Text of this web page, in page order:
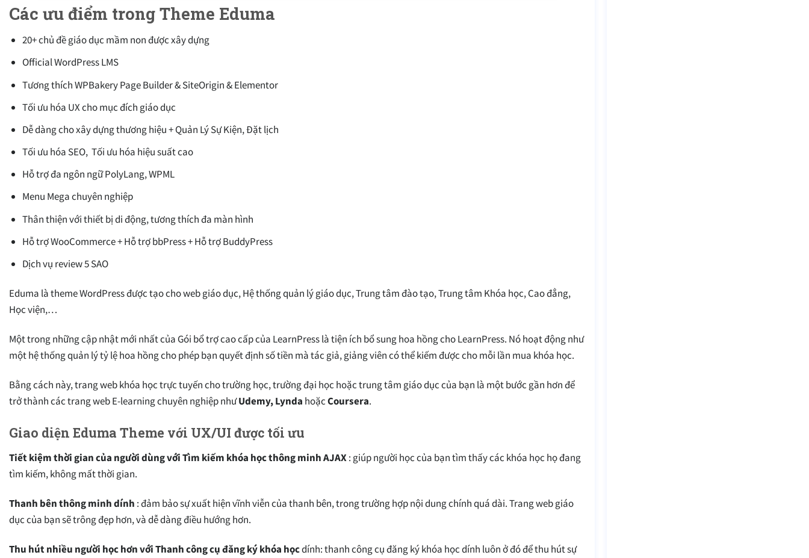
Các ưu điểm trong Theme Eduma
20+ chủ đề giáo dục mầm non được xây dựng
Official WordPress LMS
Tương thích WPBakery Page Builder & SiteOrigin & Elementor
Tối ưu hóa UX cho mục đích giáo dục
Dễ dàng cho xây dựng thương hiệu + Quản Lý Sự Kiện, Đặt lịch
Tối ưu hóa SEO, Tối ưu hóa hiệu suất cao
Hỗ trợ đa ngôn ngữ PolyLang, WPML
Menu Mega chuyên nghiệp
Thân thiện với thiết bị di động, tương thích đa màn hình
Hỗ trợ WooCommerce + Hỗ trợ bbPress + Hỗ trợ BuddyPress
Dịch vụ review 5 SAO
Eduma là theme WordPress được tạo cho web giáo dục, Hệ thống quản lý giáo dục, Trung tâm đào tạo, Trung tâm Khóa học, Cao đẳng,
Học viện,…
Một trong những cập nhật mới nhất của Gói bổ trợ cao cấp của LearnPress là tiện ích bổ sung hoa hồng cho LearnPress. Nó hoạt động như
một hệ thống quản lý tỷ lệ hoa hồng cho phép bạn quyết định số tiền mà tác giả, giảng viên có thể kiếm được cho mỗi lần mua khóa học.
Bằng cách này, trang web khóa học trực tuyến cho trường học, trường đại học hoặc trung tâm giáo dục của bạn là một bước gần hơn để
trở thành các trang web E-learning chuyên nghiệp nhưUdemy, Lynda hoặcCoursera.
Giao diện Eduma Theme với UX/UI được tối ưu
Tiết kiệm thời gian của người dùng với Tìm kiếm khóa học thông minh AJAX: giúp người học của bạn tìm thấy các khóa học họ đang
tìm kiếm, không mất thời gian.
Thanh bên thông minh dính : đảm bảo sự xuất hiện vĩnh viễn của thanh bên, trong trường hợp nội dung chính quá dài. Trang web giáo
dục của bạn sẽ trông đẹp hơn, và dễ dàng điều hướng hơn.
Thu hút nhiều người học hơn với Thanh công cụ đăng ký khóa họcdính: thanh công cụ đăng ký khóa học dính luôn ở đó để thu hút sự